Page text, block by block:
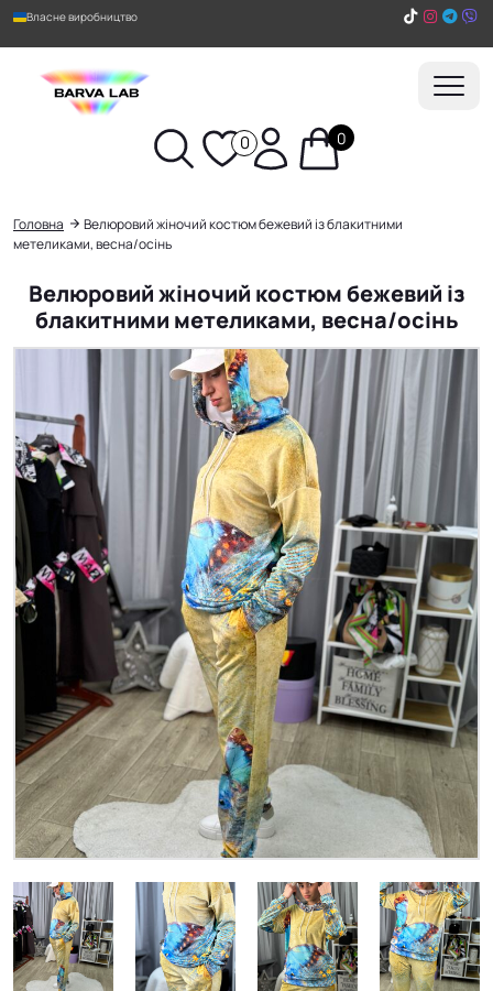
Власне виробництво
0 0
Пошук
Головна
Велюровий жіночий костюм бежевий із блакитними
метеликами, весна/осінь
Велюровий жіночий костюм бежевий із
блакитними метеликами, весна/осінь